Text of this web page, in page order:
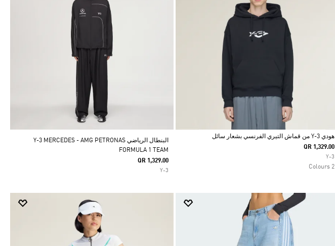
Selected
هودي Y-3 من قماش التيري الفرنسي بشعار سائل
QR 1,329.00
Y-3
2 Colours
البنطال الرياضي Y-3 MERCEDES - AMG PETRONAS
FORMULA 1 TEAM
QR 1,329.00
Y-3